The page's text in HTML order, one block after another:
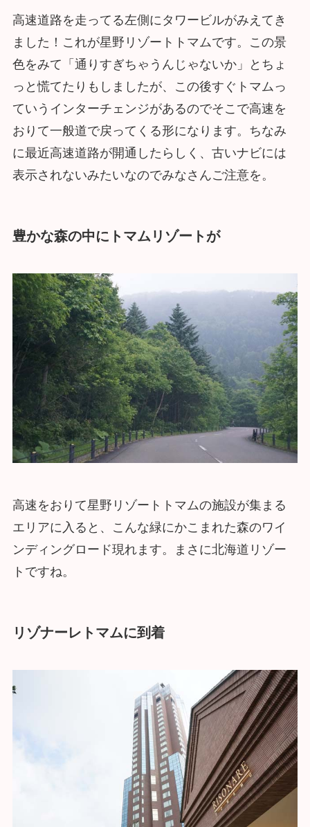
高速道路を走ってる左側にタワービルがみえてき
ました！これが星野リゾートトマムです。この景
色をみて「通りすぎちゃうんじゃないか」とちょ
っと慌てたりもしましたが、この後すぐトマムっ
ていうインターチェンジがあるのでそこで高速を
おりて一般道で戻ってくる形になります。ちなみ
に最近高速道路が開通したらしく、古いナビには
表示されないみたいなのでみなさんご注意を。
豊かな森の中にトマムリゾートが
高速をおりて星野リゾートトマムの施設が集まる
エリアに入ると、こんな緑にかこまれた森のワイ
ンディングロード現れます。まさに北海道リゾー
トですね。
リゾナーレトマムに到着